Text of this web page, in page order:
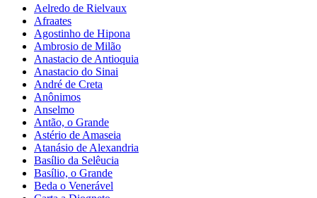
Aelredo de Rielvaux
Afraates
Agostinho de Hipona
Ambrosio de Milão
Anastacio de Antioquia
Anastacio do Sinai
André de Creta
Anônimos
Anselmo
Antão, o Grande
Astério de Amaseia
Atanásio de Alexandria
Basílio da Selêucia
Basílio, o Grande
Beda o Venerável